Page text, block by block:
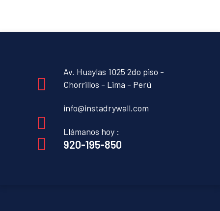
Av. Huaylas 1025 2do piso -
Chorrillos - Lima - Perú
info@instadrywall.com
Llámanos hoy :
920-195-850